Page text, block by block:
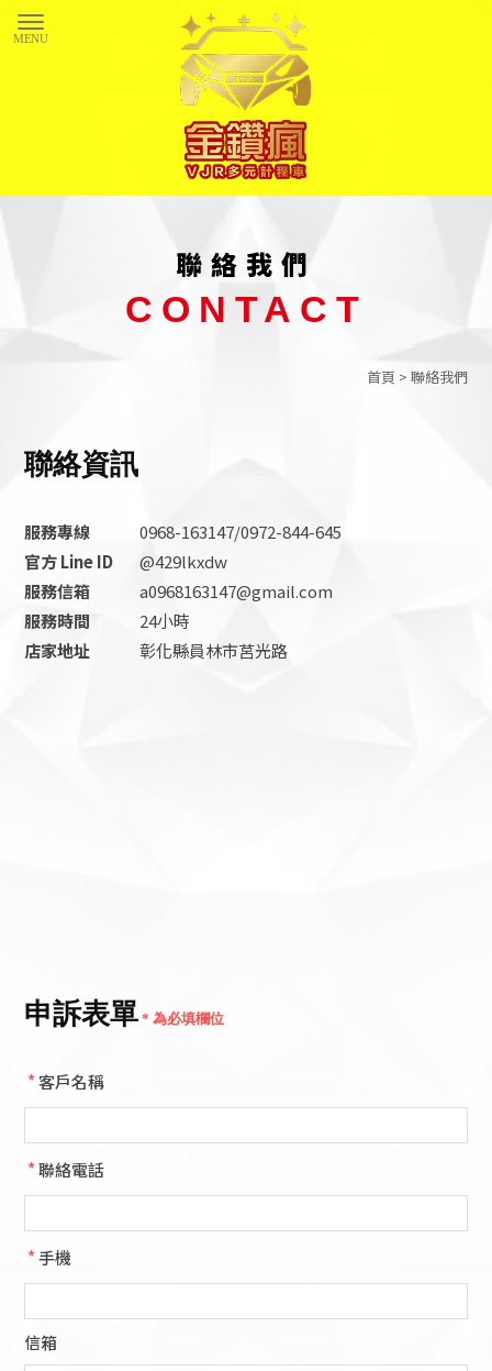
聯絡我們
首頁 > 聯絡我們
聯絡資訊
0968-163147/0972-844-645
@429lkxdw
a0968163147@gmail.com
彰化縣員林市莒光路
24小時
*客戶名稱
*聯絡電話
*手機
信箱